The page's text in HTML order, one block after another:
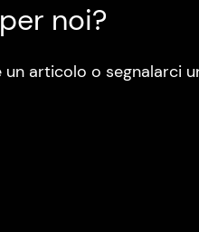
noi?
articolo o segnalarci